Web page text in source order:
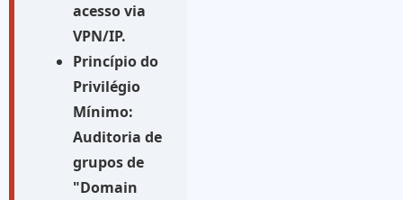
acesso via
VPN/IP.
Princípio do
Privilégio
Mínimo:
Auditoria de
grupos de
"Domain